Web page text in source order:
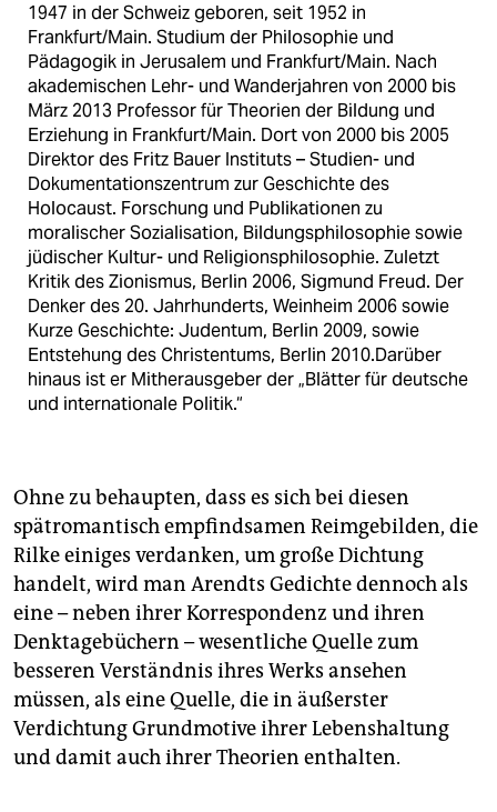
1947 in der Schweiz geboren, seit 1952 in
Frankfurt/Main. Studium der Philosophie und
Pädagogik in Jerusalem und Frankfurt/Main. Nach
akademischen Lehr- und Wanderjahren von 2000 bis
März 2013 Professor für Theorien der Bildung und
Erziehung in Frankfurt/Main. Dort von 2000 bis 2005
Direktor des Fritz Bauer Instituts – Studien- und
Dokumentationszentrum zur Geschichte des
Holocaust. Forschung und Publikationen zu
moralischer Sozialisation, Bildungsphilosophie sowie
jüdischer Kultur- und Religionsphilosophie. Zuletzt
Kritik des Zionismus, Berlin 2006, Sigmund Freud. Der
Denker des 20. Jahrhunderts, Weinheim 2006 sowie
Kurze Geschichte: Judentum, Berlin 2009, sowie
Entstehung des Christentums, Berlin 2010.Darüber
hinaus ist er Mitherausgeber der „Blätter für deutsche
und internationale Politik.“
Ohne zu behaupten, dass es sich bei diesen
spätromantisch empfindsamen Reimgebilden, die
Rilke einiges verdanken, um große Dichtung
handelt, wird man Arendts Gedichte dennoch als
eine – neben ihrer Korrespondenz und ihren
Denktagebüchern – wesentliche Quelle zum
besseren Verständnis ihres Werks ansehen
müssen, als eine Quelle, die in äußerster
Verdichtung Grundmotive ihrer Lebenshaltung
und damit auch ihrer Theorien enthalten.